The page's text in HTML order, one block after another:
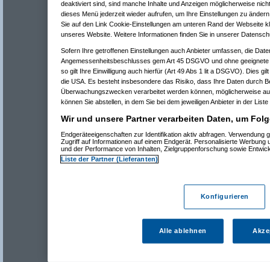
deaktiviert sind, sind manche Inhalte und Anzeigen möglicherweise
dieses Menü jederzeit wieder aufrufen, um Ihre Einstellungen zu
Sie auf den Link Cookie-Einstellungen am unteren Rand der Webseite
unseres Website. Weitere Informationen finden Sie in unserer
Sofern Ihre getroffenen Einstellungen auch Anbieter umfassen, die
Angemessenheitsbeschlusses gem Art 45 DSGVO und ohne
so gilt Ihre Einwilligung auch hierfür (Art 49 Abs 1 lit a DSGVO). Dies
die USA. Es besteht insbesondere das Risiko, dass Ihre Daten durch
Überwachungszwecken verarbeitet werden können, möglicherweise
können Sie abstellen, in dem Sie bei dem jeweiligen Anbieter in der
Wir und unsere Partner verarbeiten Daten, um
Endgeräteeigenschaften zur Identifikation aktiv abfragen. Verwendung
Zugriff auf Informationen auf einem Endgerät. Personalisierte Werbung
und der Performance von Inhalten, Zielgruppenforschung sowie
Liste der Partner (Lieferanten)
Konfigurieren
Alle ablehnen